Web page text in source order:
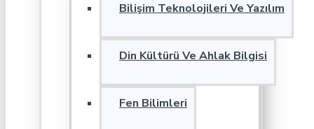
Bilişim Teknolojileri Ve Yazılım
Din Kültürü Ve Ahlak Bilgisi
Fen Bilimleri